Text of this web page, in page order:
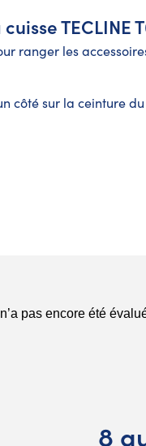
TECLINE
ranger les
côté sur la ceinture
8